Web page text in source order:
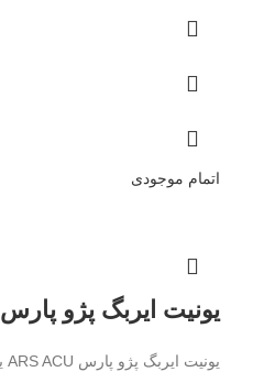
اتمام موجودی
یونیت ایربگ پژو پارس ARS ACU